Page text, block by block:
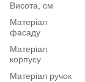
Висота, см
Матеріал
фасаду
Матеріал
корпусу
Матеріал ручок